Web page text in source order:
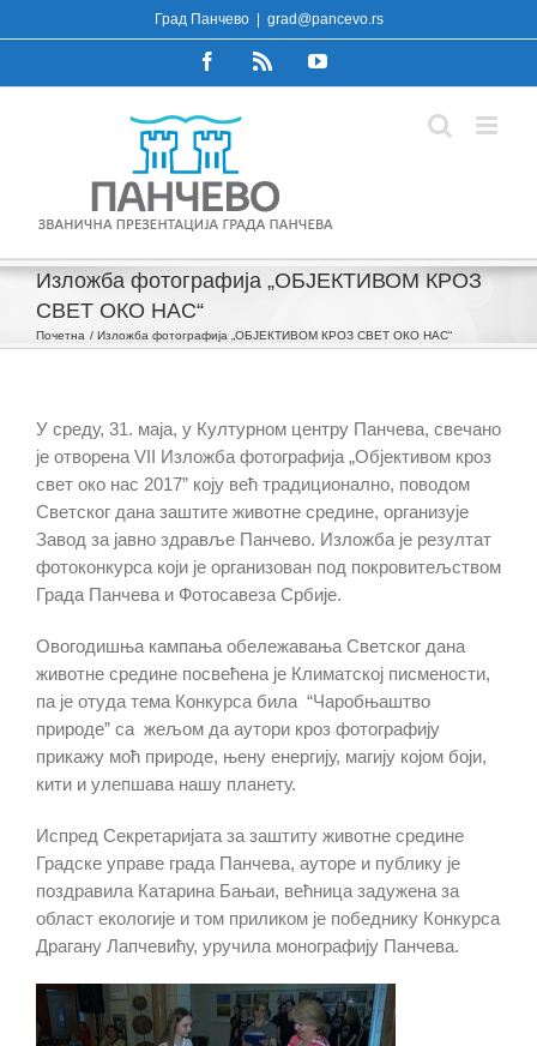
to
Град Панчево grad@pancevo.rs
FacebookRss YouTube
Изложба фотографија „OБЈЕКТИВОМ КРОЗ
СВЕТ ОКО НАС“
Почетна Изложба фотографија „OБЈЕКТИВОМ КРОЗ СВЕТ ОКО НАС“
У среду, 31. маја, у Културном центру Панчева, свечано
је отворена VII Изложба фотографија „Објективом кроз
свет око нас 2017” коју већ традиционално, поводом
Светског дана заштите животне средине, организује
Завод за јавно здравље Панчево. Изложба је резултат
фотоконкурса који је организован под покровитељством
Града Панчева и Фотосавеза Србије.
Овогодишња кампања обележавања Светског дана
животне средине посвећена је Климатској писмености,
па је отуда тема Конкурса била “Чаробњаштво
природе” са жељом да аутори кроз фотографију
прикажу моћ природе, њену енергију, магију којом боји,
кити и улепшава нашу планету.
Испред Секретаријата за заштиту животне средине
Градске управе града Панчева, ауторе и публику је
поздравила Катарина Бањаи, већница задужена за
област екологије и том приликом је победнику Конкурса
Драгану Лапчевићу, уручила монографију Панчева.